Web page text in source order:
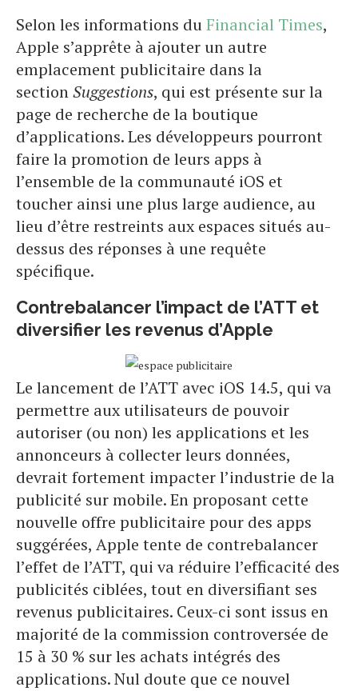
Selon les informations duFinancial Times,
Apple s’apprête à ajouter un autre
emplacement publicitaire dans la
sectionSuggestions, qui est présente sur la
page de recherche de la boutique
d’applications. Les développeurs pourront
faire la promotion de leurs apps à
l’ensemble de la communauté iOS et
toucher ainsi une plus large audience, au
lieu d’être restreints aux espaces situés au-
dessus des réponses à une requête
spécifique.
Contrebalancer l’impact de l’ATT et
diversifier les revenus d’Apple
Le lancement de l’ATT avec iOS 14.5, qui va
permettre aux utilisateurs de pouvoir
autoriser (ou non) les applications et les
annonceurs à collecter leurs données,
devrait fortement impacter l’industrie de la
publicité sur mobile. En proposant cette
nouvelle offre publicitaire pour des apps
suggérées, Apple tente de contrebalancer
l’effet de l’ATT, qui va réduire l’efficacité des
publicités ciblées, tout en diversifiant ses
revenus publicitaires. Ceux-ci sont issus en
majorité de la commission controversée de
15 à 30 % sur les achats intégrés des
applications. Nul doute que ce nouvel